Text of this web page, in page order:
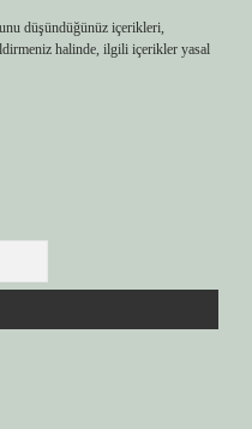
düşündüğünüz içerikleri,
halinde, ilgili içerikler yasal